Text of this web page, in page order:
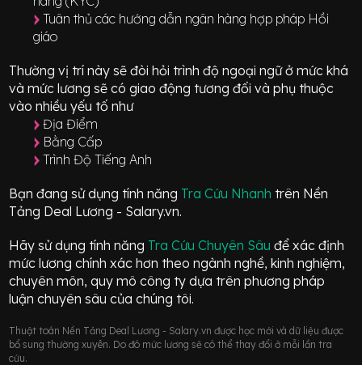
Tuân thủ các hướng dẫn ngân hàng hợp pháp Hồi
giáo
Thường vị trí này sẽ đòi hỏi trình độ ngoại ngữ ở mứckhá
và mức lương sẽ có giao động tương đối và phụ thuộc
vào nhiều yếu tố như
Địa Điểm
Bằng Cấp
Trình Độ Tiếng Anh
Bạn đang sử dụng tính năng Tra Cứu Nhanh trên Nền
Tảng Deal Lương - Salary.vn.
Hãy sử dụng tính năng Tra Cứu Chuyên Sâuđể xác định
mức lương chính xác hơn theo ngành nghề, kinh nghiệm,
chuyên môn, quy mô công ty dựa trên phương pháp
luận chuyên sâu của chúng tôi.
Thuật toán Nền Tảng Deal Lương - Salary.vn được học mới và dữ liệu được
bổ sung thường xuyên. Do đó mức lương sẽ có thể thay đổi ở mỗi lần tra
cứu.